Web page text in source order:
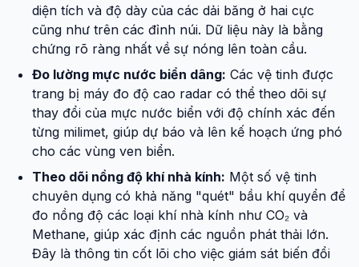
diện tích và độ dày của các dải băng ở hai cực
cũng như trên các đỉnh núi. Dữ liệu này là bằng
chứng rõ ràng nhất về sự nóng lên toàn cầu.
Đo lường mực nước biển dâng: Các vệ tinh được
trang bị máy đo độ cao radar có thể theo dõi sự
thay đổi của mực nước biển với độ chính xác đến
từng milimet, giúp dự báo và lên kế hoạch ứng phó
cho các vùng ven biển.
Theo dõi nồng độ khí nhà kính: Một số vệ tinh
chuyên dụng có khả năng "quét" bầu khí quyển để
đo nồng độ các loại khí nhà kính như CO₂ và
Methane, giúp xác định các nguồn phát thải lớn.
Đây là thông tin cốt lõi cho việc giám sát biến đổi